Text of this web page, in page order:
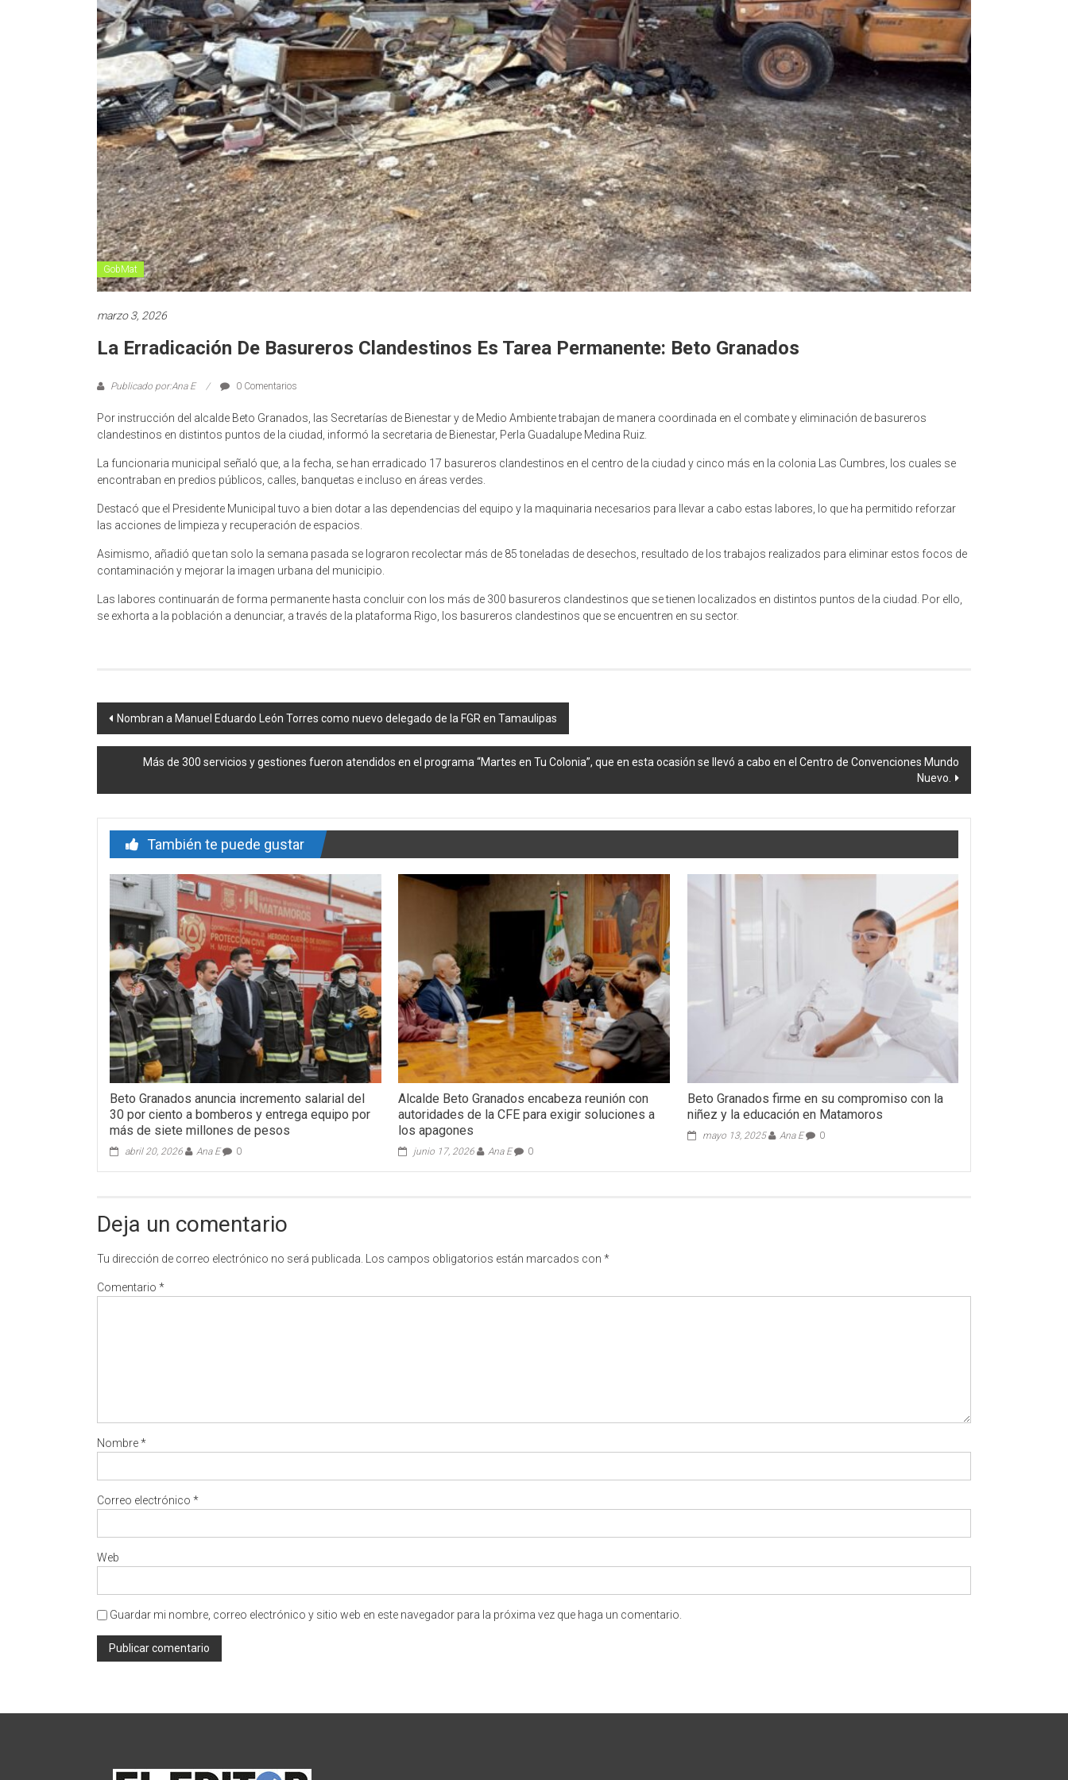
GobMat
marzo 3, 2026
La Erradicación De Basureros Clandestinos Es Tarea Permanente: Beto Granados
Publicado por:Ana E 0 Comentarios
Por instrucción del alcalde Beto Granados, las Secretarías de Bienestar y de Medio Ambiente trabajan de manera coordinada en el combate y eliminación de basureros
clandestinos en distintos puntos de la ciudad, informó la secretaria de Bienestar, Perla Guadalupe Medina Ruiz.
La funcionaria municipal señaló que, a la fecha, se han erradicado 17 basureros clandestinos en el centro de la ciudad y cinco más en la colonia Las Cumbres, los cuales se
encontraban en predios públicos, calles, banquetas e incluso en áreas verdes.
Destacó que el Presidente Municipal tuvo a bien dotar a las dependencias del equipo y la maquinaria necesarios para llevar a cabo estas labores, lo que ha permitido reforzar
las acciones de limpieza y recuperación de espacios.
Asimismo, añadió que tan solo la semana pasada se lograron recolectar más de 85 toneladas de desechos, resultado de los trabajos realizados para eliminar estos focos de
contaminación y mejorar la imagen urbana del municipio.
Las labores continuarán de forma permanente hasta concluir con los más de 300 basureros clandestinos que se tienen localizados en distintos puntos de la ciudad. Por ello,
se exhorta a la población a denunciar, a través de la plataforma Rigo, los basureros clandestinos que se encuentren en su sector.
Navegación
de
entrada
Nombran a Manuel Eduardo León Torres como nuevo delegado de la FGR en Tamaulipas
Más de 300 servicios y gestiones fueron atendidos en el programa “Martes en Tu Colonia”, que en esta ocasión se llevó a cabo en el Centro de Convenciones Mundo
Nuevo.
También te puede gustar
Beto Granados anuncia incremento salarial del
30 por ciento a bomberos y entrega equipo por
más de siete millones de pesos
abril 20, 2026 Ana E 0
Alcalde Beto Granados encabeza reunión con
autoridades de la CFE para exigir soluciones a
los apagones
junio 17, 2026 Ana E 0
Beto Granados firme en su compromiso con la
niñez y la educación en Matamoros
mayo 13, 2025 Ana E 0
Deja un comentario
Tu dirección de correo electrónico no será publicada. Los campos obligatorios están marcados con *
Comentario *
Nombre*
Correo electrónico *
Web
Guardar mi nombre, correo electrónico y sitio web en este navegador para la próxima vez que haga un comentario.